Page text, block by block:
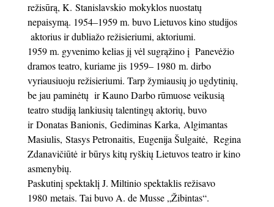
režisūrą, K. Stanislavskio mokyklos nuostatų
nepaisymą. 1954–1959 m. buvo Lietuvos kino studijos
aktorius ir dubliažo režisieriumi, aktoriumi.
1959 m. gyvenimo kelias jį vėl sugrąžino į Panevėžio
dramos teatro, kuriame jis 1959– 1980 m. dirbo
vyriausiuoju režisieriumi. Tarp žymiausių jo ugdytinių,
be jau paminėtų ir Kauno Darbo rūmuose veikusią
teatro studiją lankiusių talentingų aktorių, buvo
ir Donatas Banionis, Gediminas Karka, Algimantas
Masiulis, Stasys Petronaitis, Eugenija Šulgaitė, Regina
Zdanavičiūtė ir būrys kitų ryškių Lietuvos teatro ir kino
asmenybių.
Paskutinį spektaklį J. Miltinio spektaklis režisavo
1980 metais. Tai buvo A. de Musse „Žibintas“.